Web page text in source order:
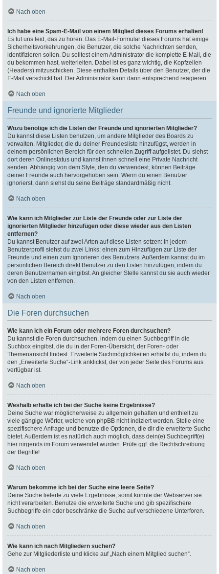
Nach oben
Ich habe eine Spam-E-Mail von einem Mitglied dieses Forums erhalten!
Es tut uns leid, das zu hören. Das E-Mail-Formular dieses Forums hat einige
Sicherheitsvorkehrungen, die Benutzer, die solche Nachrichten senden,
identifizieren sollen. Du solltest einem Administrator die komplette E-Mail, die
du bekommen hast, weiterleiten. Dabei ist es ganz wichtig, die Kopfzeilen
(Headers) mitzuschicken. Diese enthalten Details über den Benutzer, der die
E-Mail verschickt hat. Der Administrator kann dann entsprechend reagieren.
Nach oben
Freunde und ignorierte Mitglieder
Wozu benötige ich die Listen der Freunde und ignorierten Mitglieder?
Du kannst diese Listen benutzen, um andere Mitglieder des Boards zu
verwalten. Mitglieder, die du deiner Freundesliste hinzufügst, werden in
deinem persönlichen Bereich für den schnellen Zugriff aufgelistet. Du siehst
dort deren Onlinestatus und kannst ihnen schnell eine Private Nachricht
senden. Abhängig von dem Style, den du verwendest, können Beiträge
deiner Freunde auch hervorgehoben sein. Wenn du einen Benutzer
ignorierst, dann siehst du seine Beiträge standardmäßig nicht.
Nach oben
Wie kann ich Mitglieder zur Liste der Freunde oder zur Liste der
ignorierten Mitglieder hinzufügen oder diese wieder aus den Listen
entfernen?
Du kannst Benutzer auf zwei Arten auf diese Listen setzen: In jedem
Benutzerprofil siehst du zwei Links: einen zum Hinzufügen zur Liste der
Freunde und einen zum Ignorieren des Benutzers. Außerdem kannst du im
persönlichen Bereich direkt Benutzer zu den Listen hinzufügen, indem du
deren Benutzernamen eingibst. An gleicher Stelle kannst du sie auch wieder
von den Listen entfernen.
Nach oben
Die Foren durchsuchen
Wie kann ich ein Forum oder mehrere Foren durchsuchen?
Du kannst die Foren durchsuchen, indem du einen Suchbegriff in die
Suchbox eingibst, die du in der Foren-Übersicht, der Foren- oder
Themenansicht findest. Erweiterte Suchmöglichkeiten erhältst du, indem du
den „Erweiterte Suche“-Link anklickst, der von jeder Seite des Forums aus
verfügbar ist.
Nach oben
Weshalb erhalte ich bei der Suche keine Ergebnisse?
Deine Suche war möglicherweise zu allgemein gehalten und enthielt zu
viele gängige Wörter, welche von phpBB nicht indiziert werden. Stelle eine
spezifischere Anfrage und benutze die Optionen, die dir die erweiterte Suche
bietet. Außerdem ist es natürlich auch möglich, dass dein(e) Suchbegriff(e)
hier nirgends im Forum verwendet wurden. Prüfe ggf. die Rechtschreibung
der Begriffe!
Nach oben
Warum bekomme ich bei der Suche eine leere Seite?
Deine Suche lieferte zu viele Ergebnisse, somit konnte der Webserver sie
nicht verarbeiten. Benutze die erweiterte Suche und gib spezifischere
Suchbegriffe ein oder beschränke die Suche auf verschiedene Unterforen.
Nach oben
Wie kann ich nach Mitgliedern suchen?
Gehe zur Mitgliederliste und klicke auf „Nach einem Mitglied suchen“.
Nach oben